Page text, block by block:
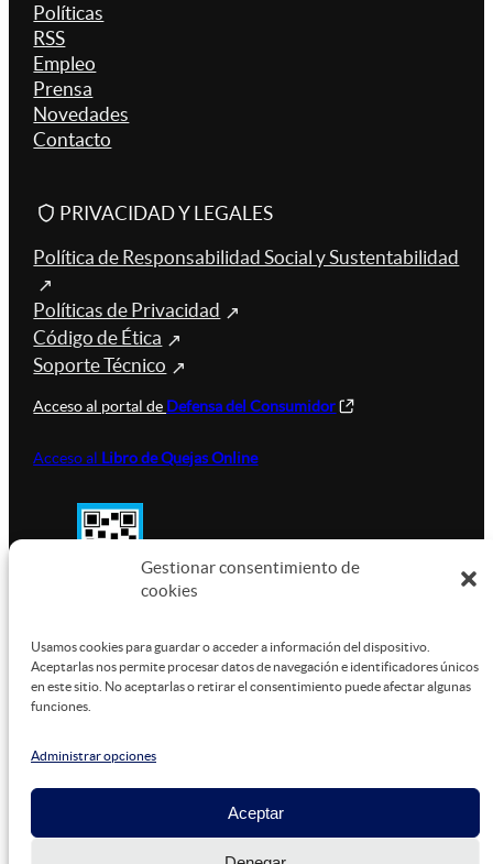
Gestionar consentimiento de
cookies
Usamos cookies para guardar o acceder a información del dispositivo.
Aceptarlas nos permite procesar datos de navegación e identificadores únicos
en este sitio. No aceptarlas o retirar el consentimiento puede afectar algunas
funciones.
Administrar opciones
Aceptar
Políticas
RSS
Empleo
Prensa
Novedades
Contacto
PRIVACIDAD Y LEGALES
Política de Responsabilidad Social y Sustentabilidad
Políticas de Privacidad
Código de Ética
Soporte Técnico
Acceso al portal de Defensa del Consumidor
Acceso al Libro de Quejas Online
SUSTENTABILIDAD
© 2026